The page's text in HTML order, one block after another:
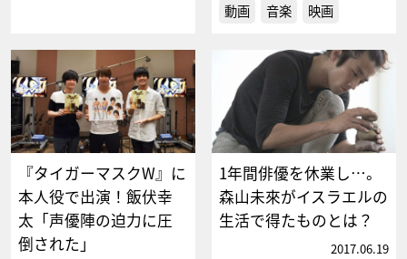
動画 音楽 映画
『タイガーマスクW』に
本人役で出演！飯伏幸
太「声優陣の迫力に圧
倒された」
1年間俳優を休業し…。
森山未來がイスラエルの
生活で得たものとは？
2017.06.19